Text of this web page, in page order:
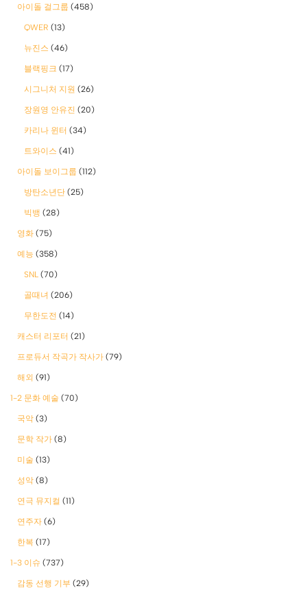
아이돌 걸그룹 (458)
QWER (13)
뉴진스 (46)
블랙핑크 (17)
시그니처 지원 (26)
장원영 안유진 (20)
카리나 윈터 (34)
트와이스 (41)
아이돌 보이그룹 (112)
방탄소년단 (25)
빅뱅 (28)
영화 (75)
예능 (358)
SNL (70)
골때녀 (206)
무한도전 (14)
캐스터 리포터 (21)
프로듀서 작곡가 작사가 (79)
해외 (91)
1-2 문화 예술 (70)
국악 (3)
문학 작가 (8)
미술 (13)
성악 (8)
연극 뮤지컬 (11)
연주자 (6)
한복 (17)
1-3 이슈 (737)
감동 선행 기부 (29)